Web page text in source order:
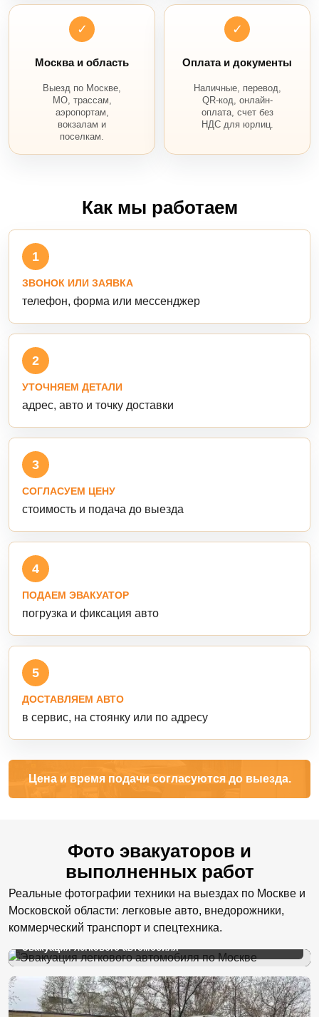
✓
Москва и область
Выезд по Москве,
МО, трассам,
аэропортам,
вокзалам и
поселкам.
✓
Оплата и документы
Наличные, перевод,
QR-код, онлайн-
оплата, счет без
НДС для юрлиц.
Как мы работаем
1
ЗВОНОК ИЛИ ЗАЯВКА
телефон, форма или мессенджер
2
УТОЧНЯЕМ ДЕТАЛИ
адрес, авто и точку доставки
3
СОГЛАСУЕМ ЦЕНУ
стоимость и подача до выезда
4
ПОДАЕМ ЭВАКУАТОР
погрузка и фиксация авто
5
ДОСТАВЛЯЕМ АВТО
в сервис, на стоянку или по адресу
Цена и время подачи согласуются до выезда.
Фото эвакуаторов и
выполненных работ
Реальные фотографии техники на выездах по Москве и
Московской области: легковые авто, внедорожники,
коммерческий транспорт и спецтехника.
Эвакуация легкового автомобиля